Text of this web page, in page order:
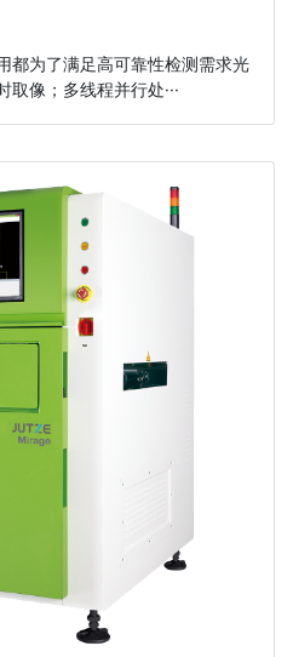
都为了满足高可靠性检测需求光
像；多线程并行处···